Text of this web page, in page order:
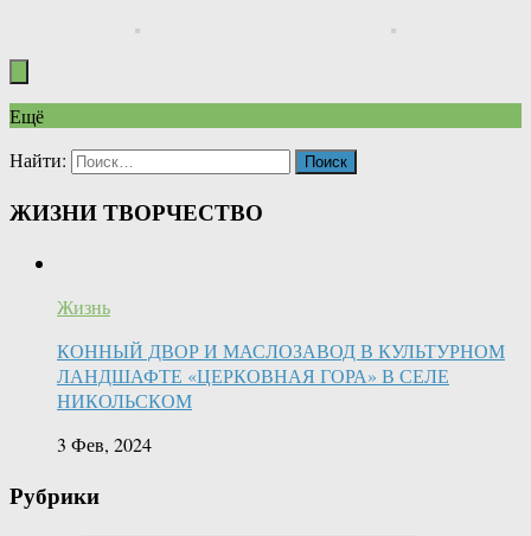
Ещё
Найти:
ЖИЗНИ ТВОРЧЕСТВО
Жизнь
КОННЫЙ ДВОР И МАСЛОЗАВОД В КУЛЬТУРНОМ
ЛАНДШАФТЕ «ЦЕРКОВНАЯ ГОРА» В СЕЛЕ
НИКОЛЬСКОМ
3 Фев, 2024
Рубрики